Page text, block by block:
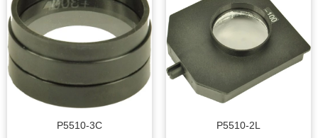
P5510-3C P5510-2L